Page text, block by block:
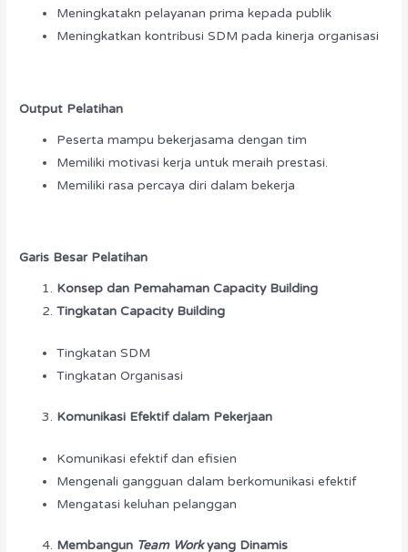
Meningkatakn pelayanan prima kepada publik
Meningkatkan kontribusi SDM pada kinerja organisasi
Output Pelatihan
Peserta mampu bekerjasama dengan tim
Memiliki motivasi kerja untuk meraih prestasi.
Memiliki rasa percaya diri dalam bekerja
Garis Besar Pelatihan
Konsep dan Pemahaman Capacity Building
Tingkatan Capacity Building
Tingkatan SDM
Tingkatan Organisasi
Komunikasi Efektif dalam Pekerjaan
Komunikasi efektif dan efisien
Mengenali gangguan dalam berkomunikasi efektif
Mengatasi keluhan pelanggan
Membangun Team Workyang Dinamis